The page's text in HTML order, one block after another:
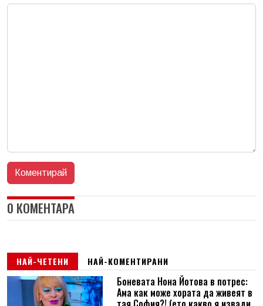
0 КОМЕНТАРА
НАЙ-ЧЕТЕНИ НАЙ-КОМЕНТИРАНИ
Боневата Нона Йотова в потрес:
Ама как може хората да живеят в